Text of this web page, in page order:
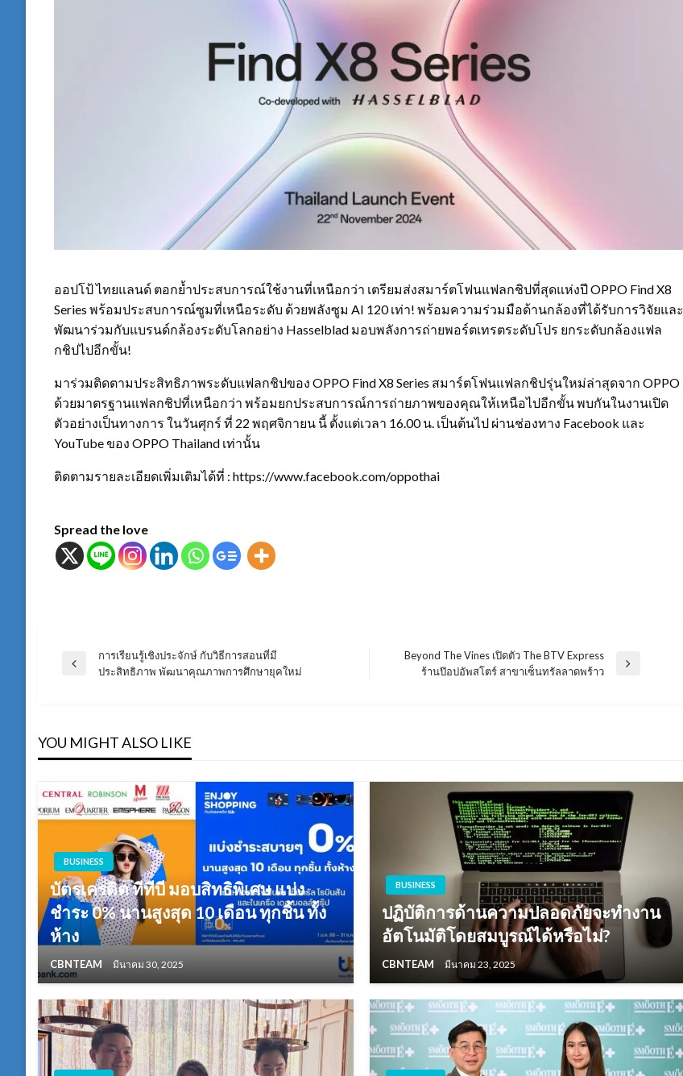
ออปโป้ ไทยแลนด์ ตอกย้ำประสบการณ์ใช้งานที่เหนือกว่า เตรียมส่งสมาร์ตโฟนแฟลกชิปที่สุดแห่งปี OPPO Find X8
Series พร้อมประสบการณ์ซูมที่เหนือระดับ ด้วยพลังซูม AI 120 เท่า! พร้อมความร่วมมือด้านกล้องที่ได้รับการวิจัยและ
พัฒนาร่วมกับแบรนด์กล้องระดับโลกอย่าง Hasselblad มอบพลังการถ่ายพอร์ตเทรตระดับโปร ยกระดับกล้องแฟล
กชิปไปอีกขั้น!
มาร่วมติดตามประสิทธิภาพระดับแฟลกชิปของ OPPO Find X8 Series สมาร์ตโฟนแฟลกชิปรุ่นใหม่ล่าสุดจาก OPPO
ด้วยมาตรฐานแฟลกชิปที่เหนือกว่า พร้อมยกประสบการณ์การถ่ายภาพของคุณให้เหนือไปอีกขั้น พบกันในงานเปิด
ตัวอย่างเป็นทางการ ในวันศุกร์ ที่ 22 พฤศจิกายน นี้ ตั้งแต่เวลา 16.00 น. เป็นต้นไป ผ่านช่องทาง Facebook และ
YouTube ของ OPPO Thailand เท่านั้น
ติดตามรายละเอียดเพิ่มเติมได้ที่ : https://www.facebook.com/oppothai
Spread the love
แนะแนว
Previous
การเรียนรู้เชิงประจักษ์ กับวิธีการสอนที่มี
ประสิทธิภาพ พัฒนาคุณภาพการศึกษายุคใหม่
Beyond The Vines เปิดตัว The BTV Express
ร้านป๊อปอัพสโตร์ สาขาเซ็นทรัลลาดพร้าว
YOU MIGHT ALSO LIKE
BUSINESS
บัตรเครดิต ทีทีบี มอบสิทธิพิเศษ แบ่ง
ชำระ 0% นานสูงสุด 10 เดือน ทุกชิ้น ทั้ง
ห้าง
CBNTEAM มีนาคม 30, 2025
BUSINESS
ปฏิบัติการด้านความปลอดภัยจะทำงาน
อัตโนมัติโดยสมบูรณ์ได้หรือไม่?
CBNTEAM มีนาคม 23, 2025